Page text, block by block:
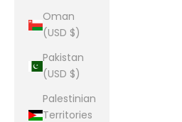
Oman
(USD $)
Pakistan
(USD $)
Palestinian
Territories